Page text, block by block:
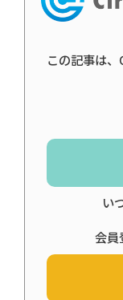
この記事は
い
会員